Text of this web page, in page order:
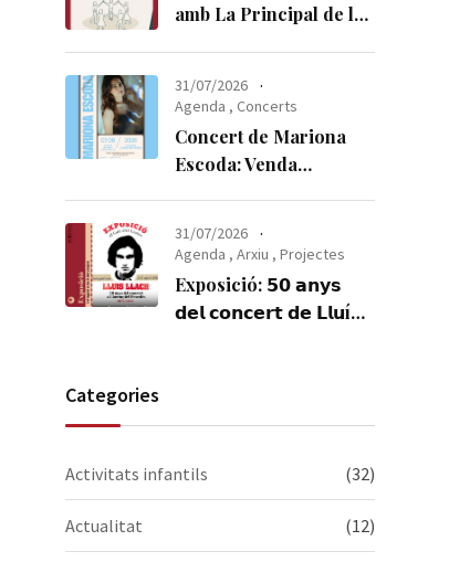
amb La Principal de la
31/07/2026
Agenda , Concerts
Concert de Mariona
Escoda: Venda
31/07/2026
Agenda , Arxiu , Projectes
Exposició: 𝟱𝟬 𝗮𝗻𝘆𝘀
𝗱𝗲𝗹 𝗰𝗼𝗻𝗰𝗲𝗿𝘁 𝗱𝗲 𝗟𝗹𝘂í𝘀
la, us esperem!
Categories
Activitats infantils (32)
Actualitat (12)